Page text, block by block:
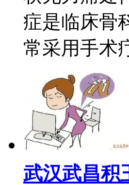
症是临床骨
常采用手术
武汉武昌积